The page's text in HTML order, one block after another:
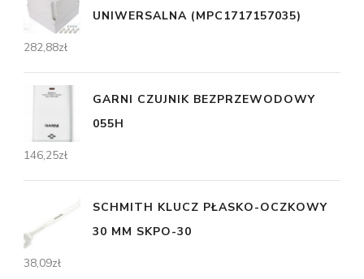
UNIWERSALNA (MPC1717157035)
282,88zł
GARNI CZUJNIK BEZPRZEWODOWY
055H
146,25zł
SCHMITH KLUCZ PŁASKO-OCZKOWY
30 MM SKPO-30
38,09zł